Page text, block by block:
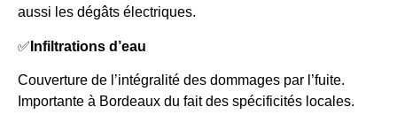
aussi les dégâts électriques.
✅ Infiltrations d’eau
Couverture de l’intégralité des dommages par l’fuite.
Importante à Bordeaux du fait des spécificités locales.